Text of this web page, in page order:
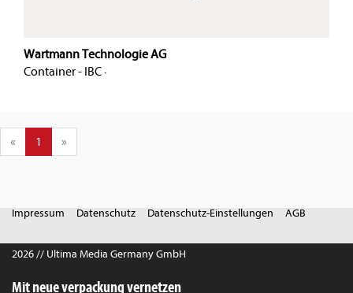
Wartmann Technologie AG
Container - IBC·
« 1 »
Impressum Datenschutz Datenschutz-Einstellungen AGB
2026 // Ultima Media Germany GmbH
Mit neue verpackung vernetzen